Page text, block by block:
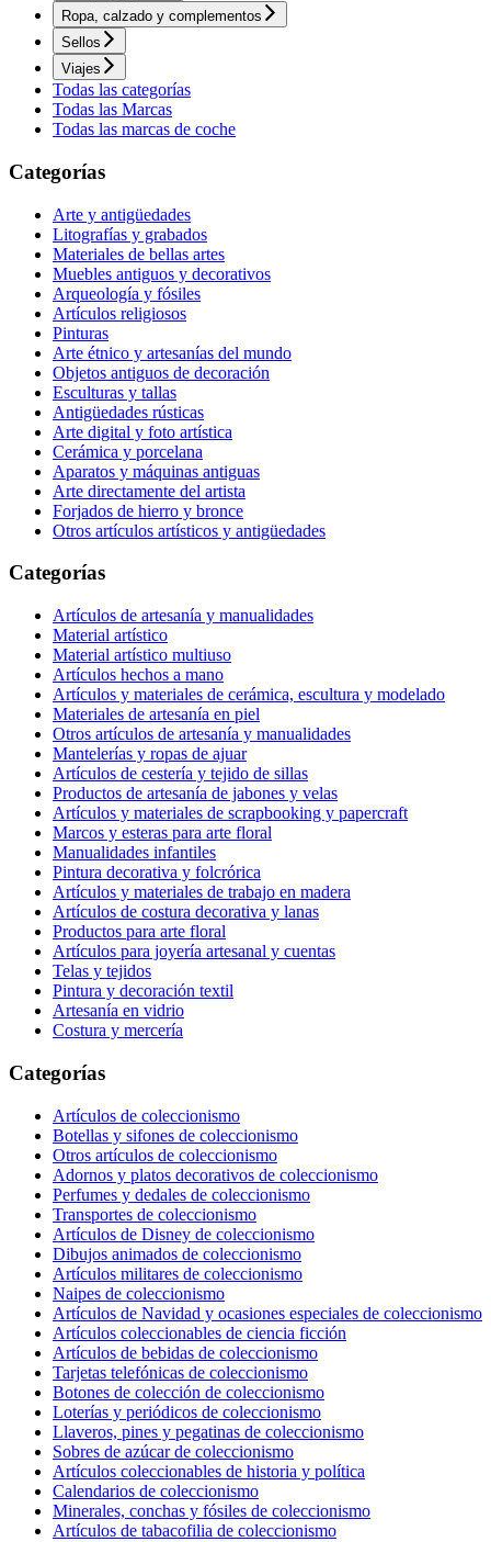
Ropa, calzado y complementos
Sellos
Viajes
Todas las categorías
Todas las Marcas
Todas las marcas de coche
Categorías
Arte y antigüedades
Litografías y grabados
Materiales de bellas artes
Muebles antiguos y decorativos
Arqueología y fósiles
Artículos religiosos
Pinturas
Arte étnico y artesanías del mundo
Objetos antiguos de decoración
Esculturas y tallas
Antigüedades rústicas
Arte digital y foto artística
Cerámica y porcelana
Aparatos y máquinas antiguas
Arte directamente del artista
Forjados de hierro y bronce
Otros artículos artísticos y antigüedades
Categorías
Artículos de artesanía y manualidades
Material artístico
Material artístico multiuso
Artículos hechos a mano
Artículos y materiales de cerámica, escultura y modelado
Materiales de artesanía en piel
Otros artículos de artesanía y manualidades
Mantelerías y ropas de ajuar
Artículos de cestería y tejido de sillas
Productos de artesanía de jabones y velas
Artículos y materiales de scrapbooking y papercraft
Marcos y esteras para arte floral
Manualidades infantiles
Pintura decorativa y folcrórica
Artículos y materiales de trabajo en madera
Artículos de costura decorativa y lanas
Productos para arte floral
Artículos para joyería artesanal y cuentas
Telas y tejidos
Pintura y decoración textil
Artesanía en vidrio
Costura y mercería
Categorías
Artículos de coleccionismo
Botellas y sifones de coleccionismo
Otros artículos de coleccionismo
Adornos y platos decorativos de coleccionismo
Perfumes y dedales de coleccionismo
Transportes de coleccionismo
Artículos de Disney de coleccionismo
Dibujos animados de coleccionismo
Artículos militares de coleccionismo
Naipes de coleccionismo
Artículos de Navidad y ocasiones especiales de coleccionismo
Artículos coleccionables de ciencia ficción
Artículos de bebidas de coleccionismo
Tarjetas telefónicas de coleccionismo
Botones de colección de coleccionismo
Loterías y periódicos de coleccionismo
Llaveros, pines y pegatinas de coleccionismo
Sobres de azúcar de coleccionismo
Artículos coleccionables de historia y política
Calendarios de coleccionismo
Minerales, conchas y fósiles de coleccionismo
Artículos de tabacofilia de coleccionismo